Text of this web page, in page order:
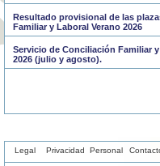
Resultado provisional de las
Familiar y Laboral Verano 2026
Servicio de Conciliación Familiar
2026 (julio y agosto).
Legal Privacidad Personal